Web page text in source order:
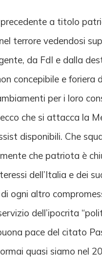
a titolo
terrore vedendosi
da FdI e dalla
concepibile e foriera
per i loro
che si attacca la
disponibili. Che
che patriota è
dell’Italia e dei
ogni altro
dell’ipocrita
pace del citato
quasi siamo nel